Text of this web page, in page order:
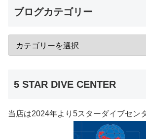
ブログカテゴリー
5 STAR DIVE CENTER
当店は2024年より5スターダイブセン